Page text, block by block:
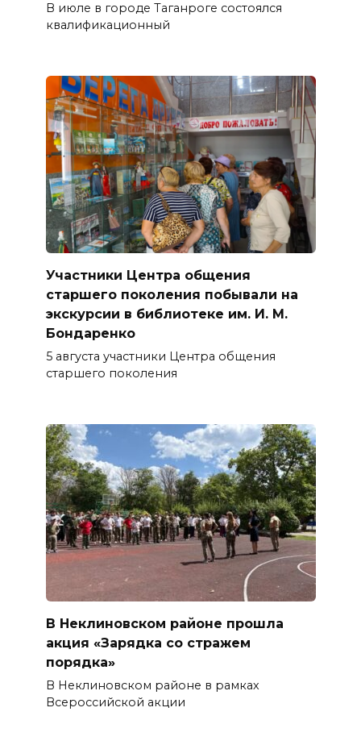
В июле в городе Таганроге состоялся
квалификационный
Участники Центра общения
старшего поколения побывали на
экскурсии в библиотеке им. И. М.
Бондаренко
5 августа участники Центра общения
старшего поколения
В Неклиновском районе прошла
акция «Зарядка со стражем
порядка»
В Неклиновском районе в рамках
Всероссийской акции